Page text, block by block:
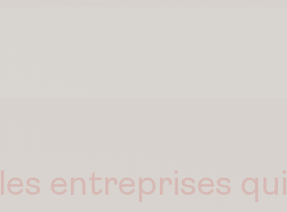
les entreprises qui